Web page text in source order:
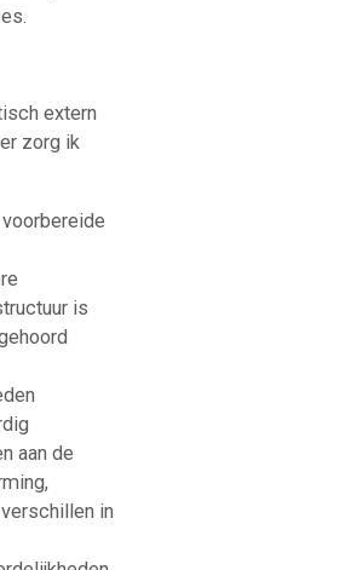
extern
zorg ik
is
aan de
in